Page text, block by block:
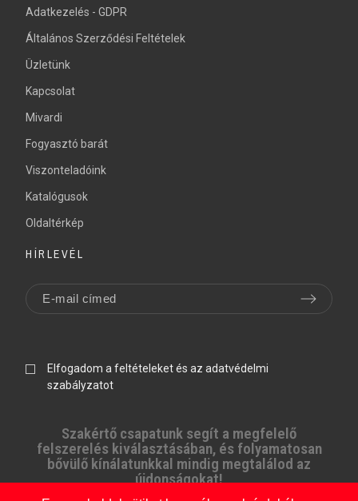
Adatkezelés - GDPR
Általános Szerződési Feltételek
Üzletünk
Kapcsolat
Mivardi
Fogyasztó barát
Viszonteladóink
Katalógusok
Oldaltérkép
HÍRLEVÉL
Elfogadom a feltételeket és az adatvédelmi
szabályzatot
Szakértő csapatunk segít a megfelelő
felszerelés kiválasztásában, és folyamatosan
bővülő kínálatunkkal mindig megtalálod az
újdonságokat!